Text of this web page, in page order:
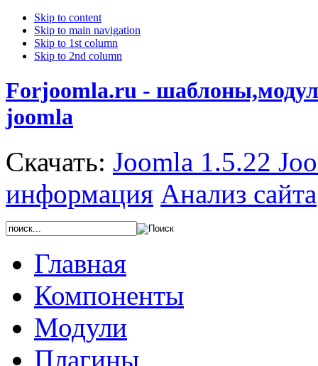
Skip to content
Skip to main navigation
Skip to 1st column
Skip to 2nd column
Forjoomla.ru -
joomla
Скачать: Joomla 1.5.22
информация Анализ сайта
Главная
Компоненты
Модули
Плагины